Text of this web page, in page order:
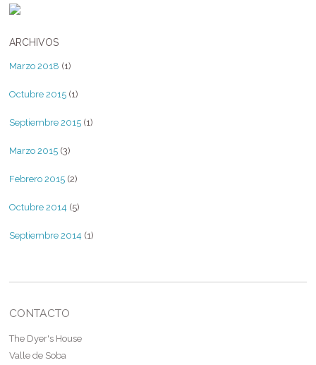
ARCHIVOS
Marzo 2018 (1)
Octubre 2015 (1)
Septiembre 2015 (1)
Marzo 2015 (3)
Febrero 2015 (2)
Octubre 2014 (5)
Septiembre 2014 (1)
CONTACTO
The Dyer's House
Valle de Soba